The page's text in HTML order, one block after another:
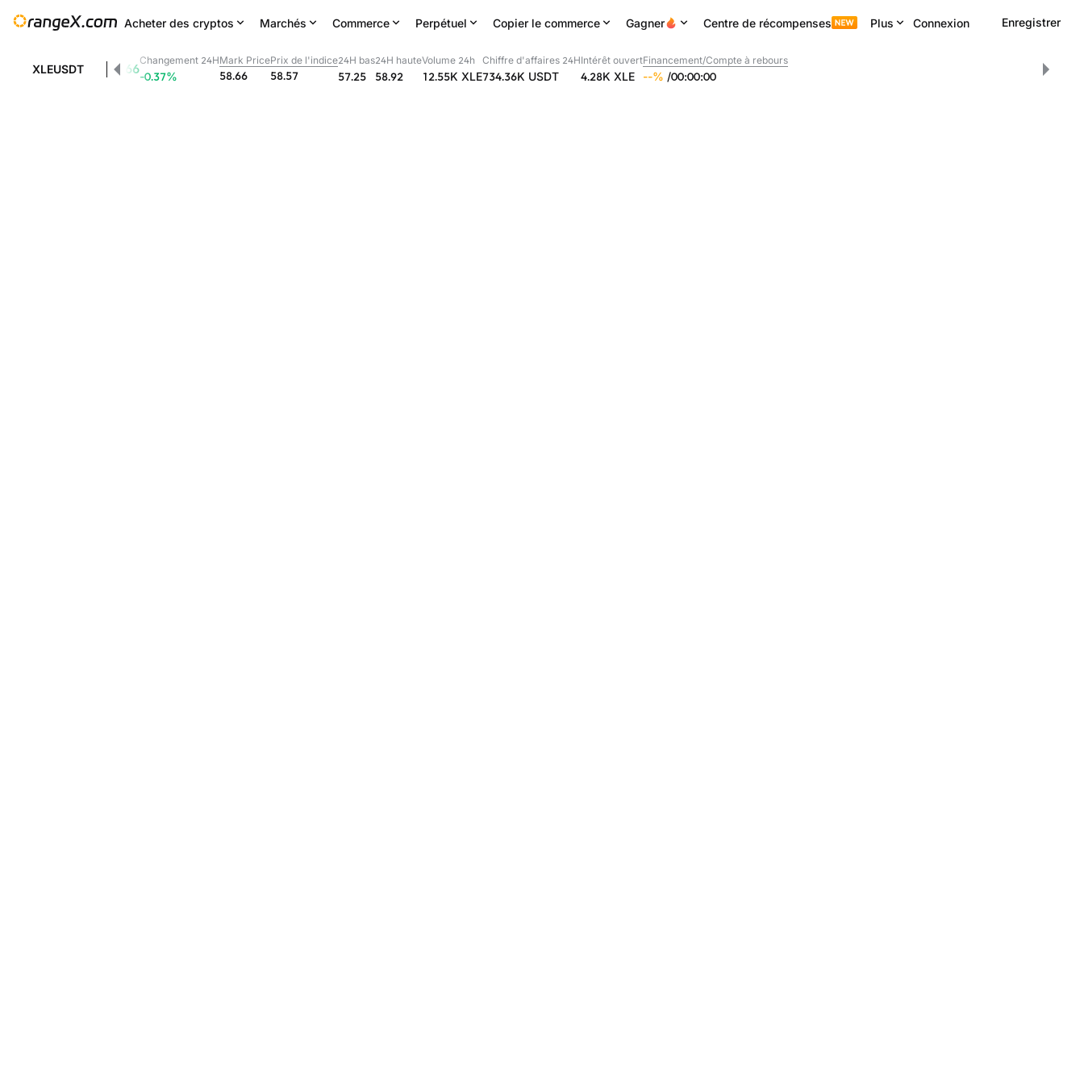
Acheter des cryptos Marchés Commerce Perpétuel Copier le commerce Gagner Centre de récompenses Plus Connexion Enregistrer
XLEUSDT 58.66
Changement 24H
-0.37%
Mark Price
58.66
Prix de l'indice
58.57
24H bas
57.25
24H haute
58.92
Volume 24h
12.55K XLE
Chiffre d'affaires 24H
734.36K USDT
Intérêt ouvert
4.28K XLE
Financement/Compte à rebours
--% /00:00:00